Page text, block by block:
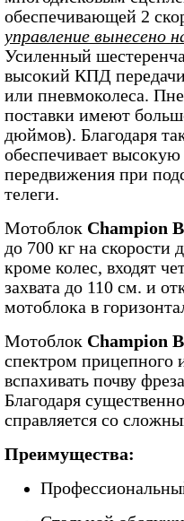
обеспечивающей 2
управление вынесено
Усиленный
высокий КПД
или пневмоколеса.
поставки имеют
дюймов). Благодаря
обеспечивает высокую
передвижения при
телеги.
Мотоблок Champion
до 700 кг на скорости
кроме колес, входят
захвата до 110 см. и
мотоблока в
Мотоблок Champion
спектром прицепного
вспахивать почву
Благодаря
справляется со
Преимущества: